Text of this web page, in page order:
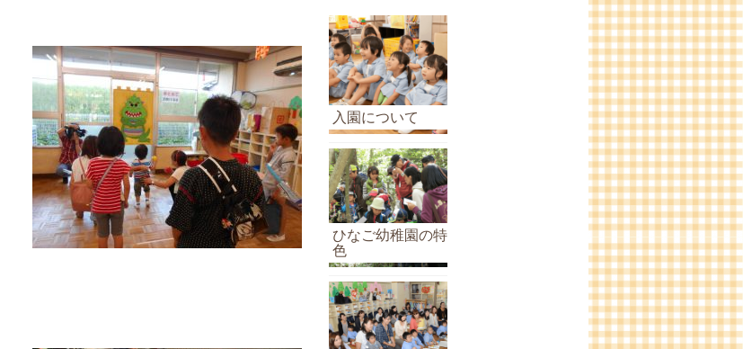
ら
せ
の
ア
ー
カ
イ
ブ
入園について
ひなご幼稚園の特
色